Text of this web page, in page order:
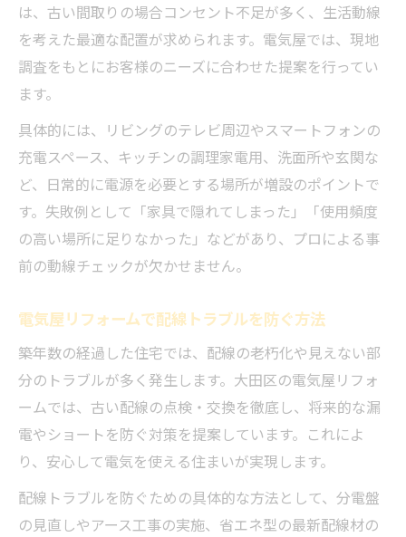
は、古い間取りの場合コンセント不足が多く、生活動線
を考えた最適な配置が求められます。電気屋では、現地
調査をもとにお客様のニーズに合わせた提案を行ってい
ます。
具体的には、リビングのテレビ周辺やスマートフォンの
充電スペース、キッチンの調理家電用、洗面所や玄関な
ど、日常的に電源を必要とする場所が増設のポイントで
す。失敗例として「家具で隠れてしまった」「使用頻度
の高い場所に足りなかった」などがあり、プロによる事
前の動線チェックが欠かせません。
電気屋リフォームで配線トラブルを防ぐ方法
築年数の経過した住宅では、配線の老朽化や見えない部
分のトラブルが多く発生します。大田区の電気屋リフォ
ームでは、古い配線の点検・交換を徹底し、将来的な漏
電やショートを防ぐ対策を提案しています。これによ
り、安心して電気を使える住まいが実現します。
配線トラブルを防ぐための具体的な方法として、分電盤
の見直しやアース工事の実施、省エネ型の最新配線材の